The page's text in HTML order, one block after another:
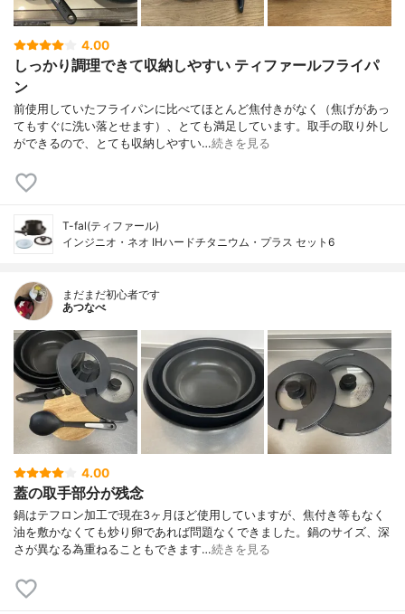
4.00
しっかり調理できて収納しやすい ティファールフライパ
ン
前使用していたフライパンに比べてほとんど焦付きがなく（焦げがあっ
てもすぐに洗い落とせます）、とても満足しています。取手の取り外し
ができるので、とても収納しやすい…続きを見る
T-fal(ティファール)
インジニオ・ネオ IHハードチタニウム・プラス セット6
まだまだ初心者です
あつなべ
4.00
蓋の取手部分が残念
鍋はテフロン加工で現在3ヶ月ほど使用していますが、焦付き等もなく
油を敷かなくても炒り卵であれば問題なくできました。鍋のサイズ、深
さが異なる為重ねることもできます…続きを見る